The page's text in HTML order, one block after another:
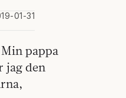
01-31
pappa
jag den